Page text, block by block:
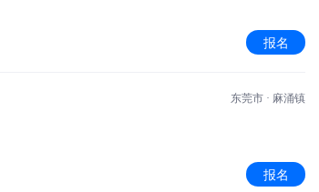
报名
东莞市 · 麻涌镇
报名